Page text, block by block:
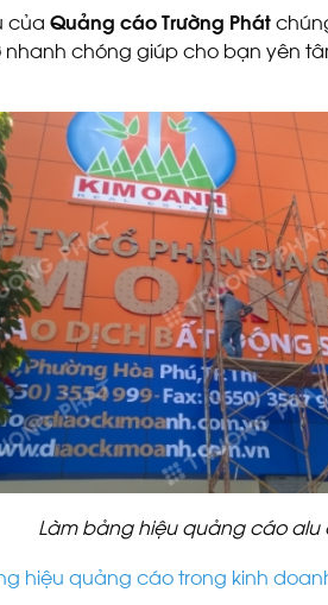
của Quảng cáo Trường Phát
nhanh chóng giúp cho bạn yên
Làm bảng hiệu quảng cáo alu
hiệu quảng cáo trong kinh